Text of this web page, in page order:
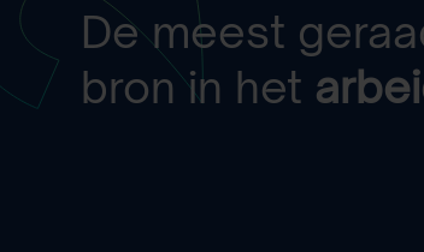
De meest
bron in het